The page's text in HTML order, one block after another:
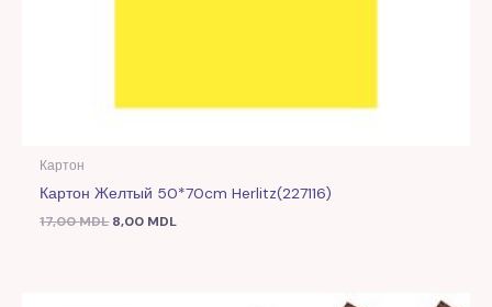
Картон
Картон Желтый 50*70cm Herlitz(227116)
17,00MDL 8,00 MDL